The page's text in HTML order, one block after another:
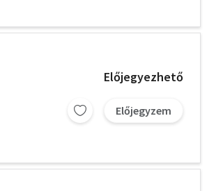
Előjegyezhető
Előjegyzem